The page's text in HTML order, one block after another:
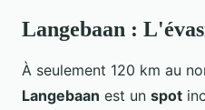
Langebaan :
À seulement 120 km au
Langebaan est un spot